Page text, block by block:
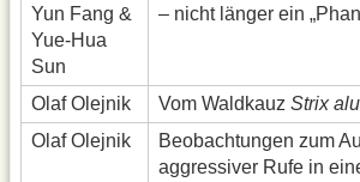
Yun Fang &
Yue-Hua
Sun
– nicht länger ein
Olaf Olejnik Vom Waldkauz Strix
Olaf Olejnik
Beobachtungen zum
aggressiver Rufe in